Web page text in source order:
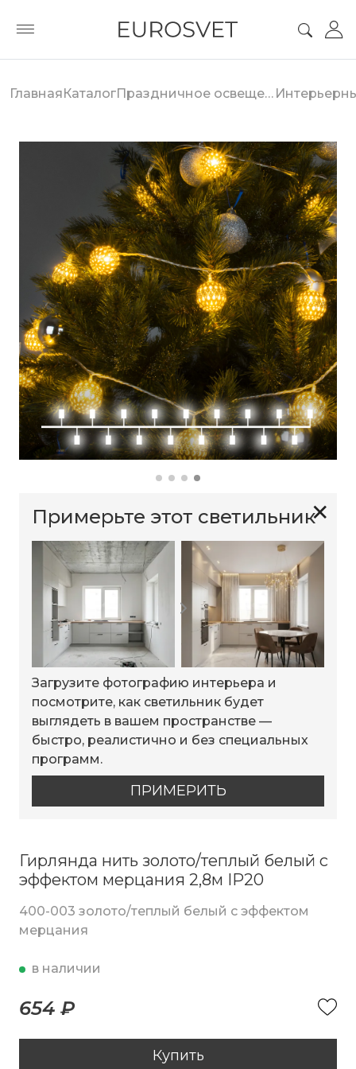
ГлавнаяКаталог Праздничное освещение
✕
Примерьте этот светильник
Загрузите фотографию интерьера и
посмотрите, как светильник будет
выглядеть в вашем пространстве —
быстро, реалистично и без специальных
программ.
ПРИМЕРИТЬ
Гирлянда нить золото/теплый белый с
эффектом мерцания 2,8м IP20
400-003 золото/теплый белый с эффектом
мерцания
в наличии
654 ₽
Купить